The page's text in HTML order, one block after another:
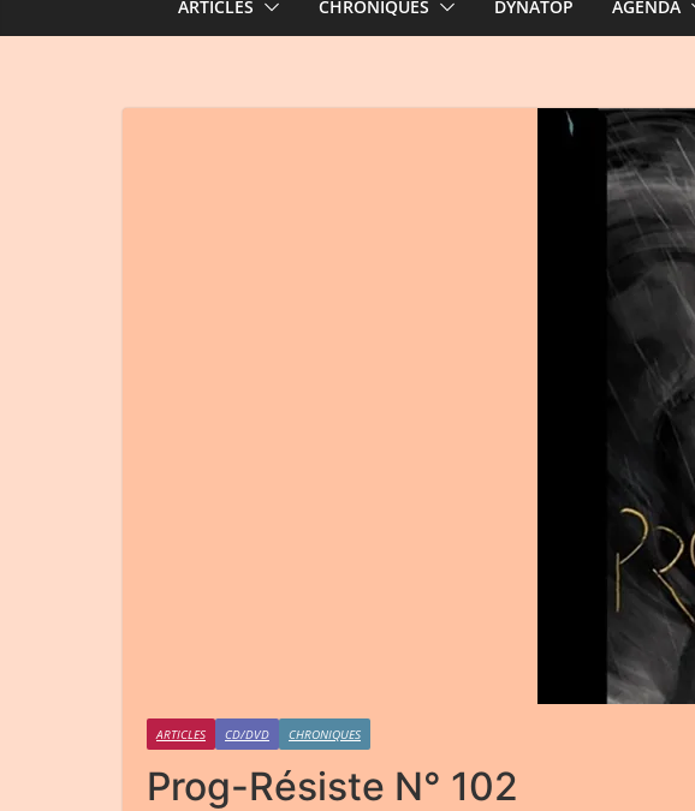
ARTICLES CHRONIQUES DYNATOP AGENDA
ARTICLES CD/DVD CHRONIQUES
Prog-Résiste N° 102